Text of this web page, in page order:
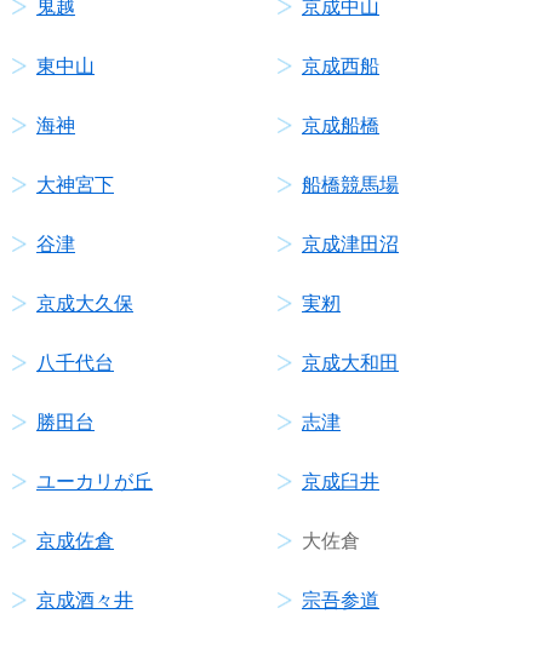
鬼越 京成中山
東中山 京成西船
海神 京成船橋
大神宮下 船橋競馬場
谷津 京成津田沼
京成大久保 実籾
八千代台 京成大和田
勝田台 志津
ユーカリが丘 京成臼井
京成佐倉 大佐倉
京成酒々井 宗吾参道